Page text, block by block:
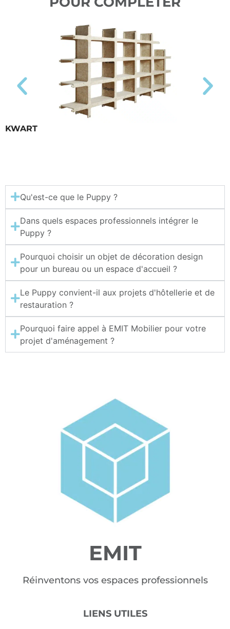
KWART
Qu'est-ce que le Puppy ?
Dans quels espaces professionnels intégrer le
Puppy ?
Pourquoi choisir un objet de décoration design
pour un bureau ou un espace d'accueil ?
Le Puppy convient-il aux projets d'hôtellerie et de
restauration ?
Pourquoi faire appel à EMIT Mobilier pour votre
projet d'aménagement ?
EMIT
Réinventons vos espaces professionnels
LIENS UTILES